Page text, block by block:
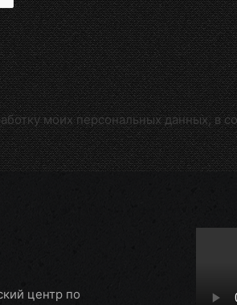
моих персональных данных,
центр по